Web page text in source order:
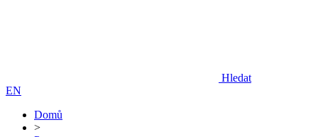
Hledat
EN
Domů
>